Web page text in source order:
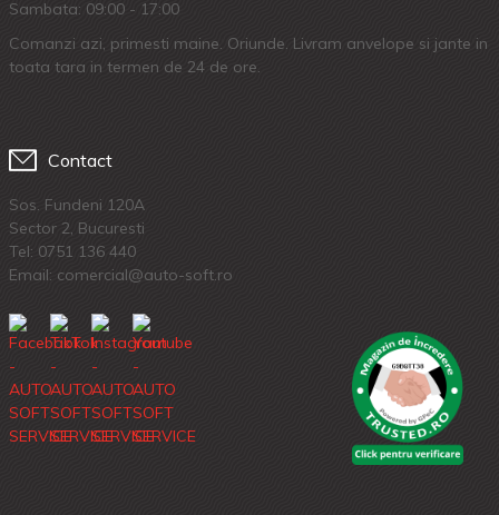
Sambata: 09:00 - 17:00
Comanzi azi, primesti maine. Oriunde. Livram anvelope si jante in
toata tara in termen de 24 de ore.
Contact
Sos. Fundeni 120A
Sector 2, Bucuresti
Tel: 0751 136 440
Email: comercial@auto-soft.ro